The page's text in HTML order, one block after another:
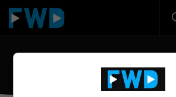
One Touch Tab 8